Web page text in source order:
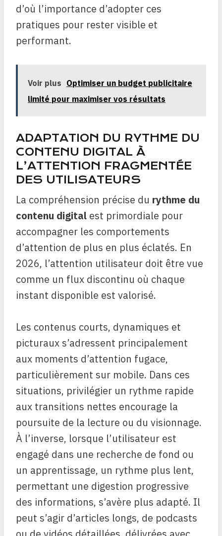
d’où l’importance d’adopter ces
pratiques pour rester visible et
performant.
Voir plus Optimiser un budget publicitaire
limité pour maximiser vos résultats
ADAPTATION DU RYTHME DU
CONTENU DIGITAL À
L’ATTENTION FRAGMENTÉE
DES UTILISATEURS
La compréhension précise du rythme du
contenu digital est primordiale pour
accompagner les comportements
d’attention de plus en plus éclatés. En
2026, l’attention utilisateur doit être vue
comme un flux discontinu où chaque
instant disponible est valorisé.
Les contenus courts, dynamiques et
picturaux s’adressent principalement
aux moments d’attention fugace,
particulièrement sur mobile. Dans ces
situations, privilégier un rythme rapide
aux transitions nettes encourage la
poursuite de la lecture ou du visionnage.
À l’inverse, lorsque l’utilisateur est
engagé dans une recherche de fond ou
un apprentissage, un rythme plus lent,
permettant une digestion progressive
des informations, s’avère plus adapté. Il
peut s’agir d’articles longs, de podcasts